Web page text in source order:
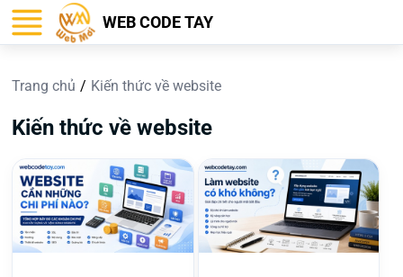
WEB CODE TAY
Trang chủ Kiến thức về website
Kiến thức về website